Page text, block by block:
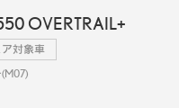
OVERTRAIL+
ア対象車